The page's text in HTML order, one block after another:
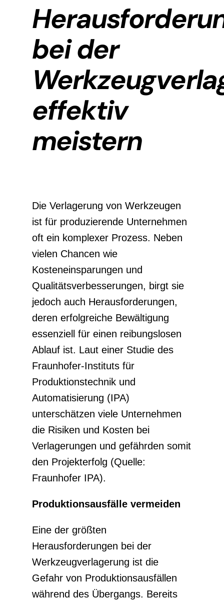
bei der
effektiv
meistern
Die Verlagerung von Werkzeugen
ist für produzierende Unternehmen
oft ein komplexer Prozess. Neben
vielen Chancen wie
Kosteneinsparungen und
Qualitätsverbesserungen, birgt sie
jedoch auch Herausforderungen,
deren erfolgreiche Bewältigung
essenziell für einen reibungslosen
Ablauf ist. Laut einer Studie des
Fraunhofer-Instituts für
Produktionstechnik und
Automatisierung (IPA)
unterschätzen viele Unternehmen
die Risiken und Kosten bei
Verlagerungen und gefährden somit
den Projekterfolg (Quelle:
Fraunhofer IPA).
Produktionsausfälle vermeiden
Eine der größten
Herausforderungen bei der
Werkzeugverlagerung ist die
Gefahr von Produktionsausfällen
während des Übergangs. Bereits